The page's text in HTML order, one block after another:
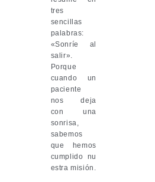
tres
sencillas
palabras:
«Sonríe al
salir».
Porque
cuando un
paciente
nos deja
con una
sonrisa,
sabemos
que hemos
cumplido nu
estra misión.